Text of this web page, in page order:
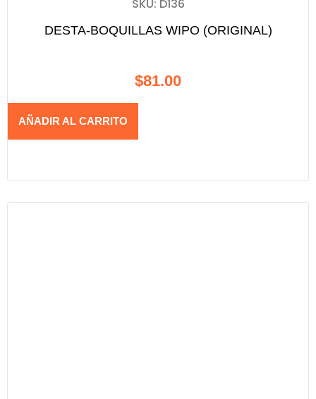
SKU: D136
DESTA-BOQUILLAS WIPO (ORIGINAL)
$81.00
AÑADIR AL CARRITO